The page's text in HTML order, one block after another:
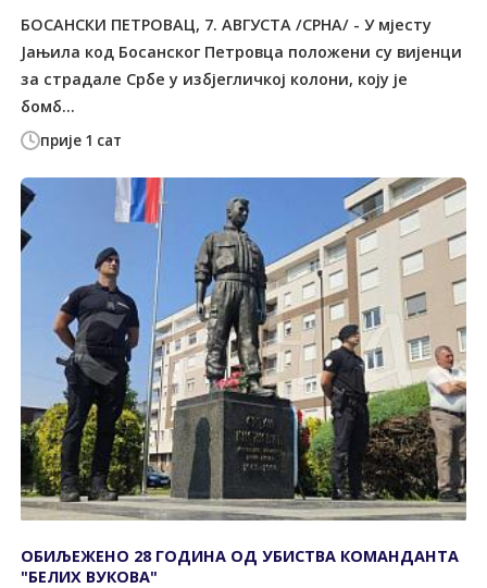
прије 1 сат
БОСАНСКИ ПЕТРОВАЦ, 7. АВГУСТА /СРНА/ - У мјесту
Јањила код Босанског Петровца положени су вијенци
за страдале Србе у избјегличкој колони, коју је
бомб...
ОБИЉЕЖЕНО 28 ГОДИНА ОД УБИСТВА КОМАНДАНТА
"БЕЛИХ ВУКОВА"